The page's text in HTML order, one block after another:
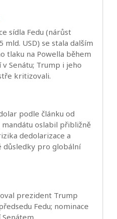
sídla Fedu (nárůst
mld. USD) se stala dalším
tlaku na Powella během
Senátu; Trump i jeho
kritizovali.
podle článku od
oslabil přibližně
dedolarizace a
důsledky pro globální
prezident Trump
Fedu; nominace